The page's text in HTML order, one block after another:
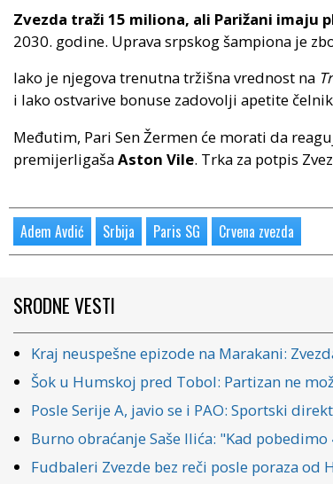
Zvezda traži 15 miliona, ali Parižani imaju
2030. godine. Uprava srpskog šampiona je
Iako je njegova trenutna tržišna vrednost na
i lako ostvarive bonuse zadovolji apetite
Međutim, Pari Sen Žermen će morati da
premijerligašaAston Vile. Trka za potpis
Adem Avdić Srbija Paris SG Crvena zvezda
SRODNE VESTI
Kraj neuspešne epizode na Marakani:
Šok u Humskoj pred Tobol: Partizan ne
Posle Serije A, javio se i PAO: Sportski
Burno obraćanje Saše Ilića: "Kad
Fudbaleri Zvezde bez reči posle poraza od